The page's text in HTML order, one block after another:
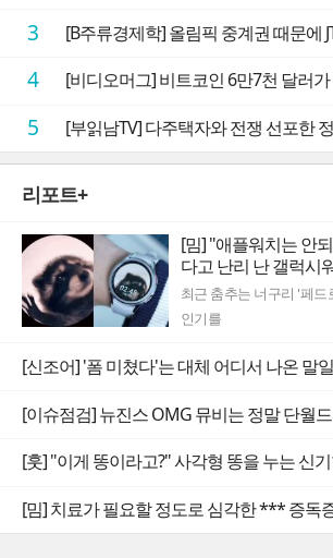
3 [B주류경제학] 올림픽 중계권 때문에
4 [비디오머그] 비트코인 6만7천 달러가 무
5 [부읽남TV] 다주택자와 전쟁 선포한 정부, 규
리포트+
[밈] "애플워치는 안
다고 난리 난 갤럭시
최근 춤추는 너구리 '페
인기를
[신조어] '폼 미쳤다'는 대체 어디서 나온 말
[밈] 치료가 필요할 정도로 심각한 *** 증독